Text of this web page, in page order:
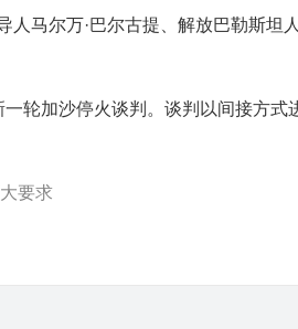
马尔万·巴尔古提、解放巴勒斯坦
加沙停火谈判。谈判以间接方式
要求